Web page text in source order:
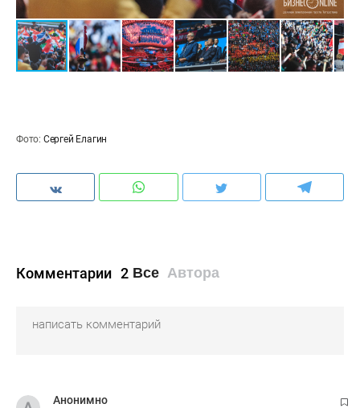
Фото: Сергей Елагин
Комментарии 2 Все Автора
Анонимно